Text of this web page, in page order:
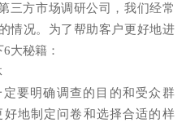
三方市场调研公司 ，我们经常
情况。为了帮助客户更好地进
6大秘籍：
要明确调查的目的和受众群
地制定问卷和选择合适的样